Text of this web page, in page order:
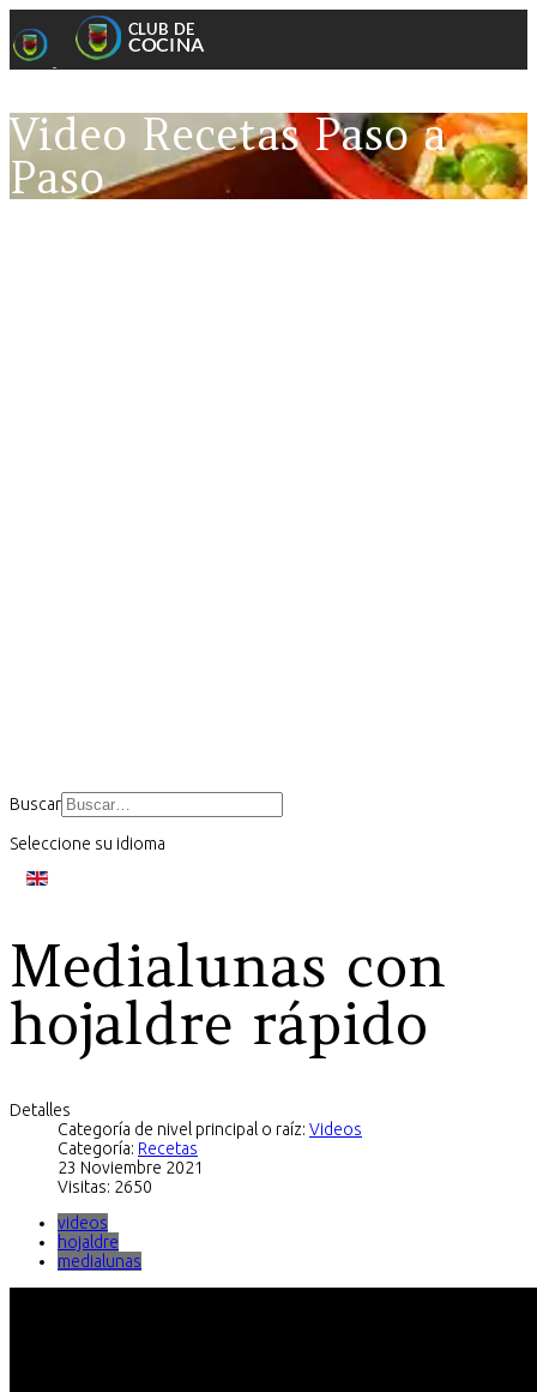
Video Recetas Paso a
Paso
Buscar
Seleccione su idioma
Medialunas con
hojaldre rápido
Detalles
Categoría de nivel principal o raíz: Videos
Categoría: Recetas
23 Noviembre 2021
Visitas: 2650
videos
hojaldre
medialunas